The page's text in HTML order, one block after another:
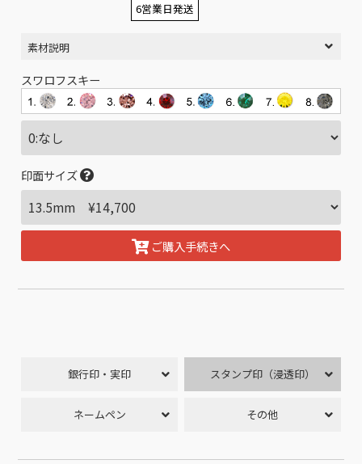
6営業日発送
素材説明
スワロフスキー
印面サイズ
ご購入手続きへ
銀行印・実印 スタンプ印（浸透印）
ネームペン その他